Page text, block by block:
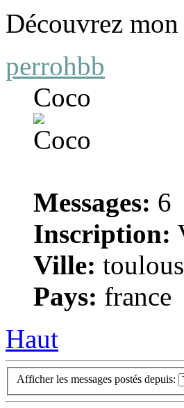
Découvrez mon
perrohbb
Coco
Messages: 6
Inscription:
Ville:
Pays: france
Haut
Afficher les messages postés depuis: